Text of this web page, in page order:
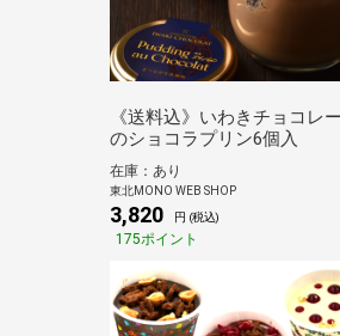
《送料込》いわきチョコレ
のショコラプリン6個入
在庫：あり
東北MONO WEB SHOP
3,820 円 (税込)
175ポイント